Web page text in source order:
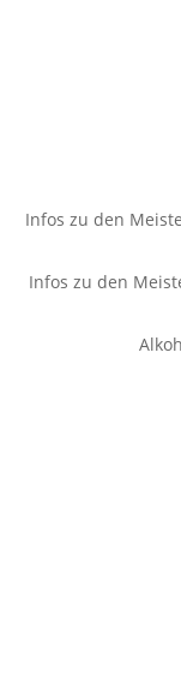
Infos zu den
Infos zu den